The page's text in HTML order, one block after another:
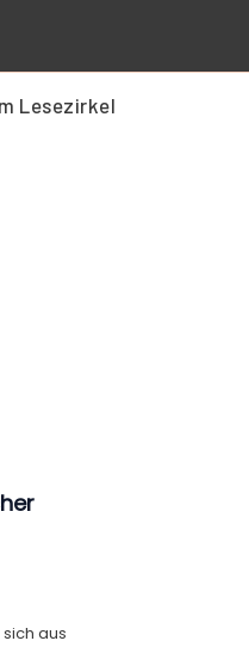
Lesezirkel
aus